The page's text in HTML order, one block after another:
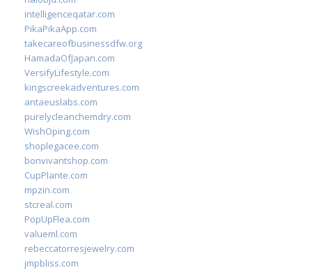
intelligenceqatar.com
PikaPikaApp.com
takecareofbusinessdfw.org
HamadaOfJapan.com
VersifyLifestyle.com
kingscreekadventures.com
antaeuslabs.com
purelycleanchemdry.com
WishOping.com
shoplegacee.com
bonvivantshop.com
CupPlante.com
mpzin.com
stcreal.com
PopUpFlea.com
valueml.com
rebeccatorresjewelry.com
jmpbliss.com